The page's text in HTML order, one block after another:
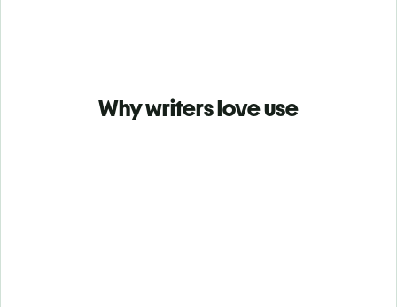
Why writers love use